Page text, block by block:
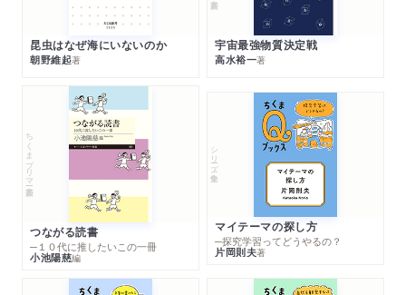
昆虫はなぜ海にいないのか
朝野維起著
宇宙最強物質決定戦
高水裕一著
ちくまプリマー新書
つながる読書
─１０代に推したいこの一冊
小池陽慈編
シリーズ・全集
マイテーマの探し方
─探究学習ってどうやるの？
片岡則夫著